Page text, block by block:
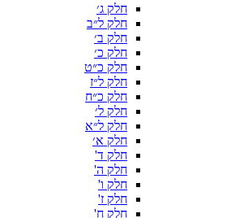
חלק ג׳
חלק ל״ב
חלק ב׳
חלק כ׳
חלק כ״ט
חלק ל״ז
חלק כ״ח
חלק ל׳
חלק ל״א
חלק א׳
חלק ד'
חלק ה'
חלק ו'
חלק ז'
חלק ח'